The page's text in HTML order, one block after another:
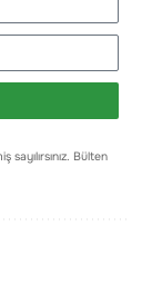
sayılırsınız. Bülten